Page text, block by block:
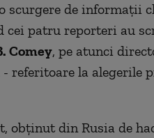
scurgere de informații
cei patru reporteri au
Comey, pe atunci
referitoare la alegerile
obținut din Rusia de